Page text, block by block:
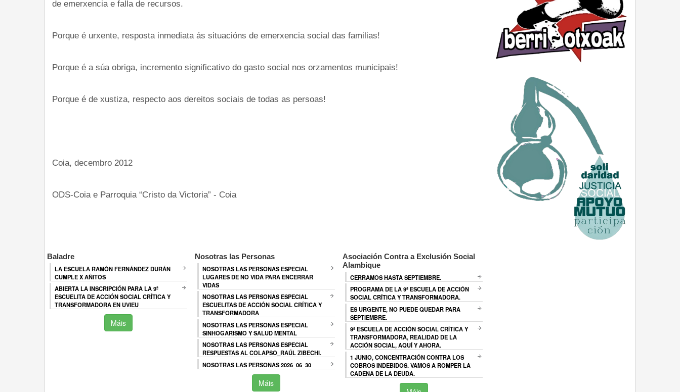
de emerxencia e falla de recursos.
Porque é urxente, resposta inmediata ás situacións de emerxencia social das familias!
Porque é a súa obriga, incremento significativo do gasto social nos orzamentos municipais!
Porque é de xustiza, respecto aos dereitos sociais de todas as persoas!
Coia, decembro 2012
ODS-Coia e Parroquia “Cristo da Victoria” - Coia
Baladre
LA ESCUELA RAMÓN FERNÁNDEZ DURÁN
CUMPLE X AÑITOS
ABIERTA LA INSCRIPCIÓN PARA LA 9ª
ESCUELITA DE ACCIÓN SOCIAL CRÍTICA Y
TRANSFORMADORA EN UVIEU
Máis
Nosotras las Personas
NOSOTRAS LAS PERSONAS ESPECIAL
LUGARES DE NO VIDA PARA ENCERRAR
VIDAS
NOSOTRAS LAS PERSONAS ESPECIAL
ESCUELITAS DE ACCIÓN SOCIAL CRÍTICA Y
TRANSFORMADORA
NOSOTRAS LAS PERSONAS ESPECIAL
SINHOGARISMO Y SALUD MENTAL
NOSOTRAS LAS PERSONAS ESPECIAL
RESPUESTAS AL COLAPSO_RAÚL ZIBECHI.
NOSOTRAS LAS PERSONAS 2026_06_30
Máis
Asociación Contra a Exclusión Social
Alambique
CERRAMOS HASTA SEPTIEMBRE.
PROGRAMA DE LA 9ª ESCUELA DE ACCIÓN
SOCIAL CRÍTICA Y TRANSFORMADORA.
ES URGENTE, NO PUEDE QUEDAR PARA
SEPTIEMBRE.
9ª ESCUELA DE ACCIÓN SOCIAL CRÍTICA Y
TRANSFORMADORA, REALIDAD DE LA
ACCIÓN SOCIAL, AQUÍ Y AHORA.
1 JUNIO, CONCENTRACIÓN CONTRA LOS
COBROS INDEBIDOS. VAMOS A ROMPER LA
CADENA DE LA DEUDA.